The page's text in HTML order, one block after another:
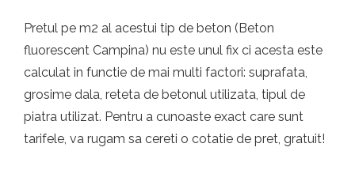
Pretul pe m2 al acestui tip de beton (Beton
fluorescent Campina) nu este unul fix ci acesta este
calculat in functie de mai multi factori: suprafata,
grosime dala, reteta de betonul utilizata, tipul de
piatra utilizat. Pentru a cunoaste exact care sunt
tarifele, va rugam sa cereti o cotatie de pret, gratuit!